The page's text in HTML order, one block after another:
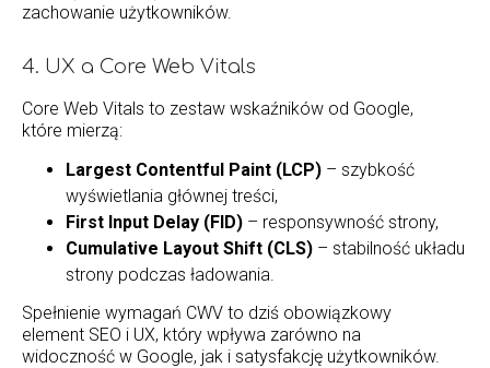
zachowanie użytkowników.
4. UX a Core Web Vitals
Core Web Vitals to zestaw wskaźników od Google,
które mierzą:
Largest Contentful Paint (LCP) – szybkość
wyświetlania głównej treści,
First Input Delay (FID) – responsywność strony,
Cumulative Layout Shift (CLS) – stabilność układu
strony podczas ładowania.
Spełnienie wymagań CWV to dziś obowiązkowy
element SEO i UX, który wpływa zarówno na
widoczność w Google, jak i satysfakcję użytkowników.